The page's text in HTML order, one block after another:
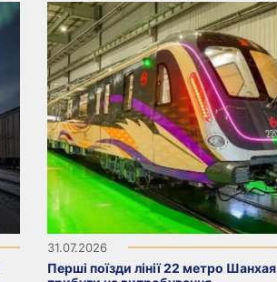
31.07.2026
Перші поїзди лінії 22 метро Шанхая